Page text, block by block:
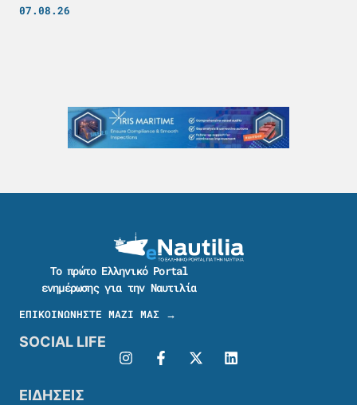
07.08.26
Το πρώτο Ελληνικό Portal
ενημέρωσης για την Ναυτιλία
ΕΠΙΚΟΙΝΩΝΗΣΤΕ ΜΑΖΙ ΜΑΣ →
SOCIAL LIFE
ΕΙΔΗΣΕΙΣ